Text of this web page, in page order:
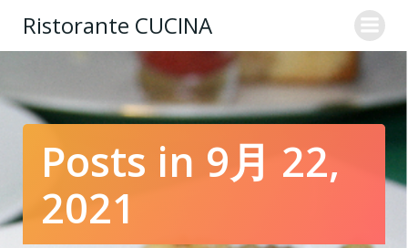
ン
テ
ン
ツ
へ
キ
Ristorante CUCINA
Posts in 9月 22,
2021